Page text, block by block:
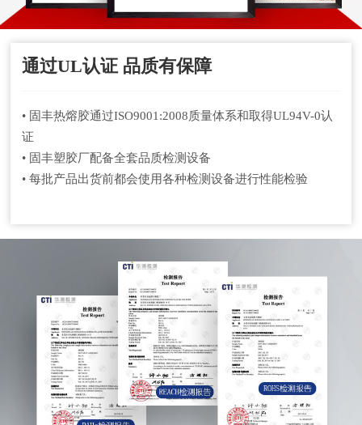
通过UL认证 品质有保障
• 固丰热熔胶通过ISO9001:2008质量体系和取得UL94V-0认
证
• 固丰塑胶厂配备全套品质检测设备
• 每批产品出货前都会使用各种检测设备进行性能检验